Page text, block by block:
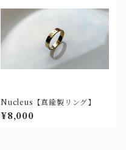
Nucleus【真鍮製リング】
¥8,000